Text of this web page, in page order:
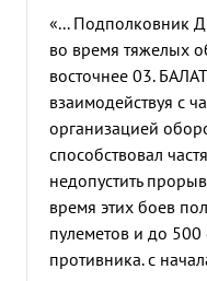
«... Подполковник
во время тяжелых
восточнее 03.
взаимодействуя с
организацией
способствовал
недопустить
время этих боев
пулеметов и до
противника. с